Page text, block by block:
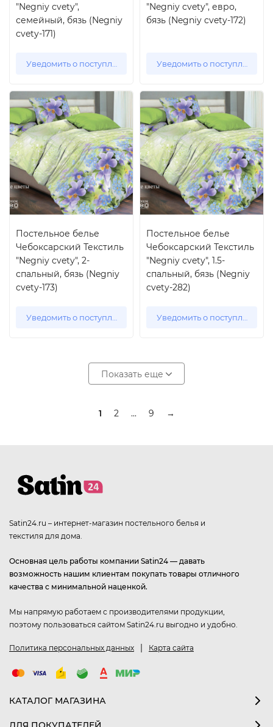
"Negniy cvety",
семейный, бязь (Negniy
cvety-171)
Уведомить о поступлении
"Negniy cvety", евро,
бязь (Negniy cvety-172)
Уведомить о поступлении
Постельное белье
Чебоксарский Текстиль
"Negniy cvety", 2-
спальный, бязь (Negniy
cvety-173)
Уведомить о поступлении
Постельное белье
Чебоксарский Текстиль
"Negniy cvety", 1.5-
спальный, бязь (Negniy
cvety-282)
Уведомить о поступлении
Показать еще
1 2 ... 9 →
Satin24.ru – интернет-магазин постельного белья и
текстиля для дома.
Основная цель работы компании Satin24 — давать
возможность нашим клиентам покупать товары отличного
качества с минимальной наценкой.
Мы напрямую работаем с производителями продукции,
поэтому пользоваться сайтом Satin24.ru выгодно и удобно.
Политика персональных данных Карта сайта
КАТАЛОГ МАГАЗИНА